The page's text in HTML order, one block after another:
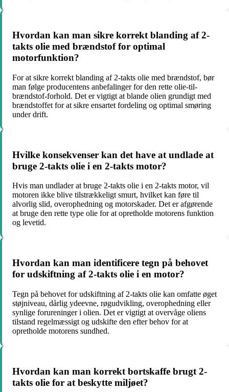
Hvordan kan man sikre korrekt blanding af 2-
takts olie med brændstof for optimal
motorfunktion?
For at sikre korrekt blanding af 2-takts olie med brændstof, bør
man følge producentens anbefalinger for den rette olie-til-
brændstof-forhold. Det er vigtigt at blande olien grundigt med
brændstoffet for at sikre ensartet fordeling og optimal smøring
under drift.
Hvilke konsekvenser kan det have at undlade at
bruge 2-takts olie i en 2-takts motor?
Hvis man undlader at bruge 2-takts olie i en 2-takts motor, vil
motoren ikke blive tilstrækkeligt smurt, hvilket kan føre til
alvorlig slid, overophedning og motorskader. Det er afgørende
at bruge den rette type olie for at opretholde motorens funktion
og levetid.
Hvordan kan man identificere tegn på behovet
for udskiftning af 2-takts olie i en motor?
Tegn på behovet for udskiftning af 2-takts olie kan omfatte øget
støjniveau, dårlig ydeevne, røgudvikling, overophedning eller
synlige forureninger i olien. Det er vigtigt at overvåge oliens
tilstand regelmæssigt og udskifte den efter behov for at
opretholde motorens sundhed.
Hvordan kan man korrekt bortskaffe brugt 2-
takts olie for at beskytte miljøet?